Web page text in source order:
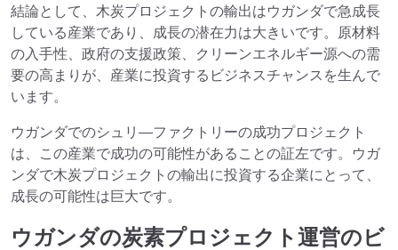
結論として、木炭プロジェクトの輸出はウガンダで急成長
している産業であり、成長の潜在力は大きいです。原材料
の入手性、政府の支援政策、クリーンエネルギー源への需
要の高まりが、産業に投資するビジネスチャンスを生んで
います。
ウガンダでのシュリ―ファクトリーの成功プロジェクト
は、この産業で成功の可能性があることの証左です。ウガ
ンダで木炭プロジェクトの輸出に投資する企業にとって、
成長の可能性は巨大です。
ウガンダの炭素プロジェクト運営のビ